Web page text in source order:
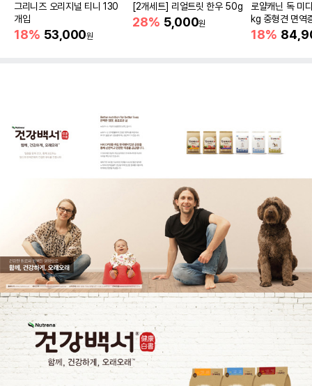
그리니즈 오리지널 티니 130
개입
18% 53,000원
[2개세트] 리얼트릿 한우 50g
28% 5,000원
로얄캐닌 독 미
kg 중형견 면역
18%